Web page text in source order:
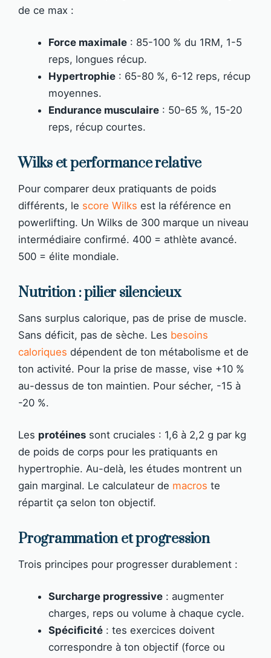
de ce max :
Force maximale : 85-100 % du 1RM, 1-5
reps, longues récup.
Hypertrophie : 65-80 %, 6-12 reps, récup
moyennes.
Endurance musculaire : 50-65 %, 15-20
reps, récup courtes.
Wilks et performance relative
Pour comparer deux pratiquants de poids
différents, le score Wilks est la référence en
powerlifting. Un Wilks de 300 marque un niveau
intermédiaire confirmé. 400 = athlète avancé.
500 = élite mondiale.
Nutrition : pilier silencieux
Sans surplus calorique, pas de prise de muscle.
Sans déficit, pas de sèche. Les besoins
caloriques dépendent de ton métabolisme et de
ton activité. Pour la prise de masse, vise +10 %
au-dessus de ton maintien. Pour sécher, -15 à
-20 %.
Les protéines sont cruciales : 1,6 à 2,2 g par kg
de poids de corps pour les pratiquants en
hypertrophie. Au-delà, les études montrent un
gain marginal. Le calculateur de macros te
répartit ça selon ton objectif.
Programmation et progression
Trois principes pour progresser durablement :
Surcharge progressive : augmenter
charges, reps ou volume à chaque cycle.
Spécificité : tes exercices doivent
correspondre à ton objectif (force ou